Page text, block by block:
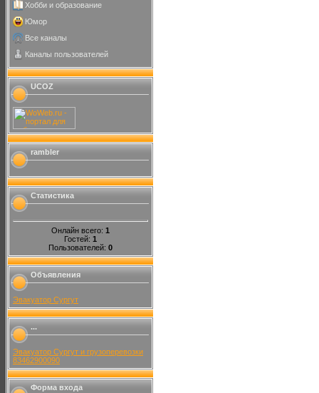
Хобби и образование
Юмор
Все каналы
Каналы пользователей
UCOZ
rambler
Статистика
Онлайн всего: 1
Гостей: 1
Пользователей: 0
Объявления
Эвакуатор Сургут
...
Эвакуатор Сургут и грузоперевозки
83462900090
Форма входа